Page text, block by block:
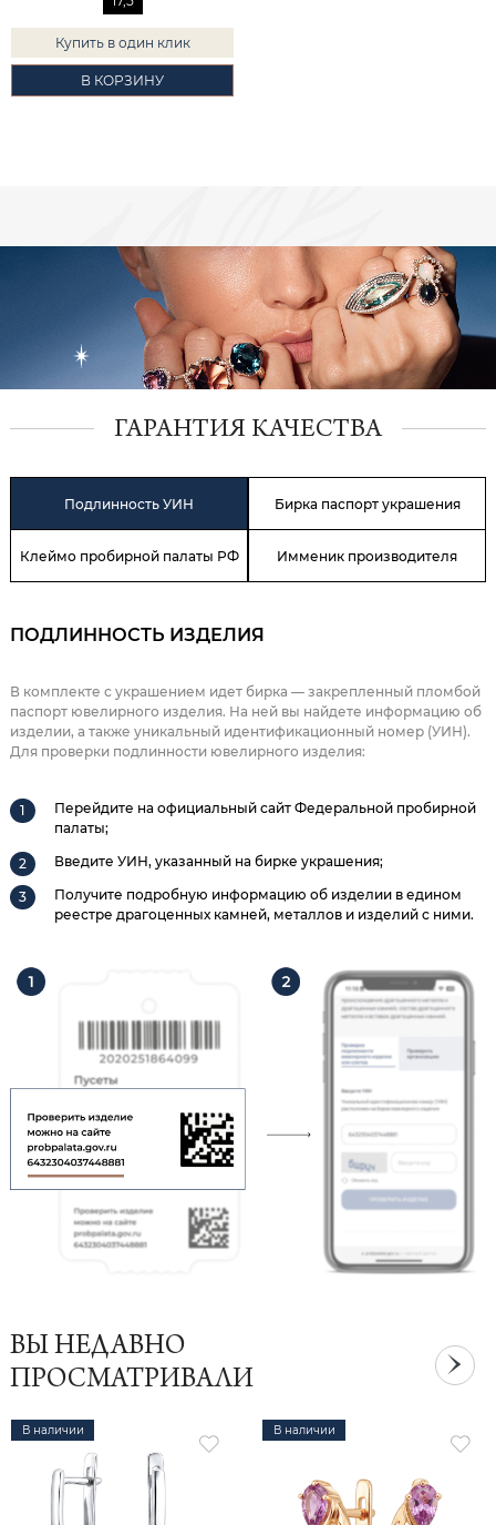
Купить в один клик
В КОРЗИНУ
ГАРАНТИЯ КАЧЕСТВА
Подлинность УИН Бирка паспорт украшения
Клеймо пробирной палаты РФ Имменик производителя
ПОДЛИННОСТЬ ИЗДЕЛИЯ
В комплекте с украшением идет бирка — закрепленный пломбой
паспорт ювелирного изделия. На ней вы найдете информацию об
изделии, а также уникальный идентификационный номер (УИН).
Для проверки подлинности ювелирного изделия:
Перейдите на официальный сайт Федеральной пробирной
палаты;
Введите УИН, указанный на бирке украшения;
Получите подробную информацию об изделии в едином
реестре драгоценных камней, металлов и изделий с ними.
ВЫ НЕДАВНО
ПРОСМАТРИВАЛИ
В наличии В наличии